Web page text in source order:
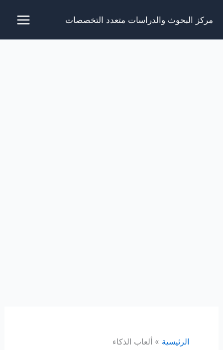
مركز البحوث والدراسات متعدد التخصصات
الرئيسية ألعاب الذكاء